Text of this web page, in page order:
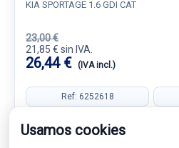
KIA SPORTAGE 1.6 GDI CAT
23,00 €
21,85 € sin IVA.
26,44 € (IVA incl.)
Ref: 6252618
Usamos cookies